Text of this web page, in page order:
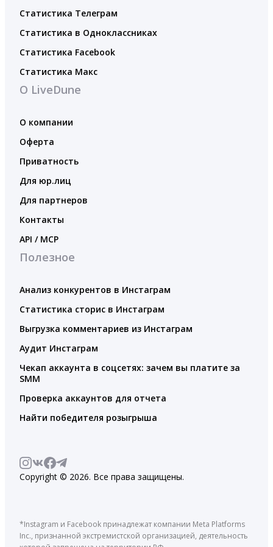
Статистика Телеграм
Статистика в Одноклассниках
Статистика Facebook
Статистика Макс
О LiveDune
О компании
Оферта
Приватность
Для юр.лиц
Для партнеров
Контакты
API / MCP
Полезное
Анализ конкурентов в Инстаграм
Статистика сторис в Инстаграм
Выгрузка комментариев из Инстаграм
Аудит Инстаграм
Чекап аккаунта в соцсетях: зачем вы платите за
SMM
Проверка аккаунтов для отчета
Найти победителя розыгрыша
Copyright © 2026. Все права защищены.
*Instagram и Facebook принадлежат компании Meta Platforms
Inc., признанной экстремистской организацией, деятельность